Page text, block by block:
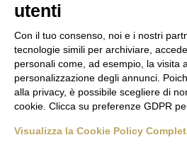
Basilica di San Pietro operated by
Capitale sociale: Euro 1.000.000,00
utenti
Con il tuo consenso, noi e i nostri
tecnologie simili per archiviare,
personali come, ad esempio, la visita
personalizzazione degli annunci.
alla privacy, è possibile scegliere di
cookie. Clicca su preferenze GDPR
Visualizza la Cookie Policy